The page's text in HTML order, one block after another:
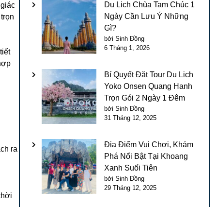
ra
Du Lịch Chùa Tam Chúc 1
Ngày Cần Lưu Ý Những
Gì?
bởi Sinh Đồng
6 Tháng 1, 2026
Bí Quyết Đặt Tour Du Lịch
Yoko Onsen Quang Hanh
Trọn Gói 2 Ngày 1 Đêm
bởi Sinh Đồng
31 Tháng 12, 2025
Địa Điểm Vui Chơi, Khám
Phá Nổi Bật Tại Khoang
Xanh Suối Tiên
bởi Sinh Đồng
29 Tháng 12, 2025